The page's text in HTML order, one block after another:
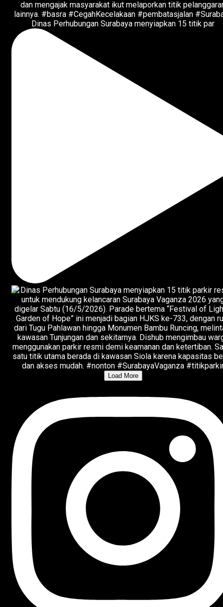
Dinas Perhubungan Surabaya menyiapkan 15 titik par
Load More